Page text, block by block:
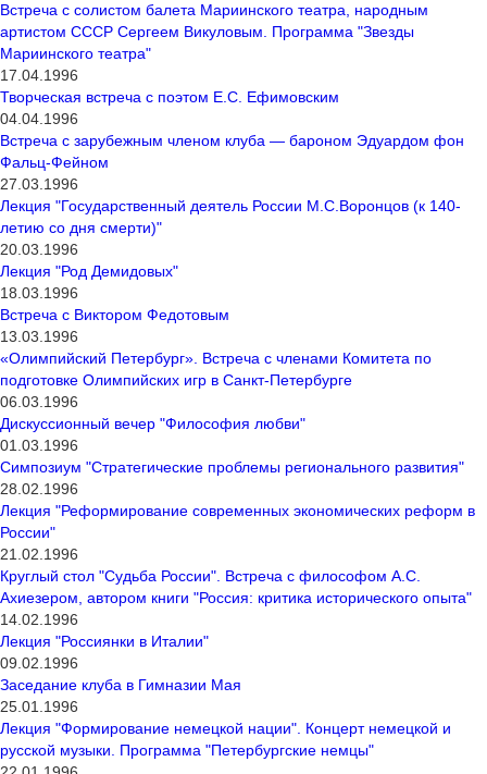
Встреча с солистом балета Мариинского театра, народным
артистом СССР Сергеем Викуловым. Программа "Звезды
Мариинского театра"
17.04.1996
Творческая встреча с поэтом Е.С. Ефимовским
04.04.1996
Встреча с зарубежным членом клуба — бароном Эдуардом фон
Фальц-Фейном
27.03.1996
Лекция "Государственный деятель России М.С.Воронцов (к 140-
летию со дня смерти)"
20.03.1996
Лекция "Род Демидовых"
18.03.1996
Встреча с Виктором Федотовым
13.03.1996
«Олимпийский Петербург». Встреча с членами Комитета по
подготовке Олимпийских игр в Санкт-Петербурге
06.03.1996
Дискуссионный вечер "Философия любви"
01.03.1996
Симпозиум "Стратегические проблемы регионального развития"
28.02.1996
Лекция "Реформирование современных экономических реформ в
России"
21.02.1996
Круглый стол "Судьба России". Встреча с философом А.С.
Ахиезером, автором книги "Россия: критика исторического опыта"
14.02.1996
Лекция "Россиянки в Италии"
09.02.1996
Заседание клуба в Гимназии Мая
25.01.1996
Лекция "Формирование немецкой нации". Концерт немецкой и
русской музыки. Программа "Петербургские немцы"